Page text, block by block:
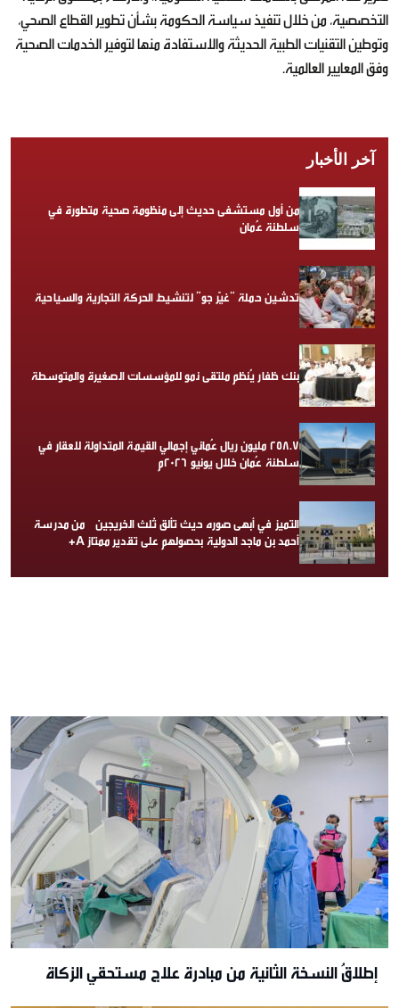
التخصصية، من خلال تنفيذ سياسة الحكومة بشأن تطوير القطاع الصحي،
وتوطين التقنيات الطبية الحديثة والاستفادة منها لتوفير الخدمات الصحية
وفق المعايير العالمية.
آخر الأخبار
من أول مستشفى حديث إلى منظومة صحية متطورة في
سلطنة عُمان
تدشين حملة “غيّر جو” لتنشيط الحركة التجارية والسياحية
بنك ظفار يُنظم ملتقى نمو للمؤسسات الصغيرة والمتوسطة
258.7 مليون ريال عُماني إجمالي القيمة المتداولة للعقار في
سلطنة عُمان خلال يونيو 2026م
التميز في أبهى صوره حيث تألق ثلث الخريجين من مدرسة
أحمد بن ماجد الدولية بحصولهم على تقدير ممتاز A+
إطلاقُ النسخة الثانية من مبادرة علاج مستحقي الزكاة